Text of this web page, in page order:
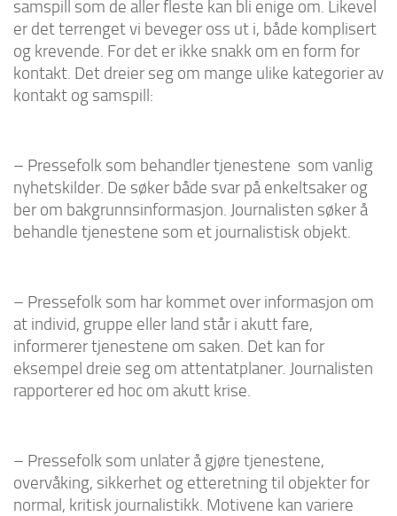
samspill som de aller fleste kan bli enige om. Likevel
er det terrenget vi beveger oss ut i, både komplisert
og krevende. For det er ikke snakk om en form for
kontakt. Det dreier seg om mange ulike kategorier av
kontakt og samspill:
– Pressefolk som behandler tjenestene som vanlig
nyhetskilder. De søker både svar på enkeltsaker og
ber om bakgrunnsinformasjon. Journalisten søker å
behandle tjenestene som et journalistisk objekt.
– Pressefolk som har kommet over informasjon om
at individ, gruppe eller land står i akutt fare,
informerer tjenestene om saken. Det kan for
eksempel dreie seg om attentatplaner. Journalisten
rapporterer ed hoc om akutt krise.
– Pressefolk som unlater å gjøre tjenestene,
overvåking, sikkerhet og etteretning til objekter for
normal, kritisk journalistikk. Motivene kan variere